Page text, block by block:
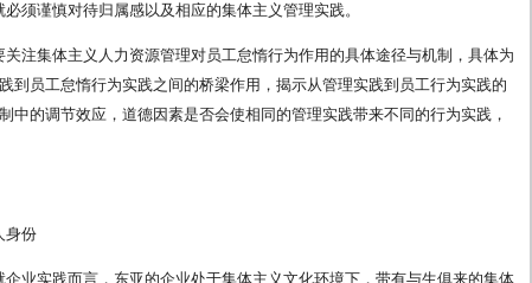
须谨慎对待归属感以及相应的集体主义管理实践。
注集体主义人力资源管理对员工怠惰行为作用的具体途径与机制，具体为
到员工怠惰行为实践之间的桥梁作用，揭示从管理实践到员工行为实践的
中的调节效应，道德因素是否会使相同的管理实践带来不同的行为实践，
身份
业实践而言，东亚的企业处于集体主义文化环境下，带有与生俱来的集体